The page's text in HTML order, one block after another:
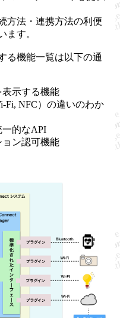
方法・連携方法の利便
ます。
る機能一覧は以下の通
示する機能
Fi, NFC）の違いのわか
的なAPI
ン認可機能